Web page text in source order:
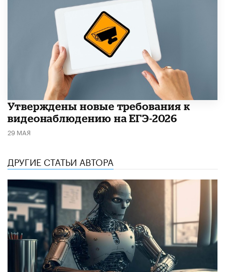
Утверждены новые требования к
видеонаблюдению на ЕГЭ-2026
29 МАЯ
ДРУГИЕ СТАТЬИ АВТОРА